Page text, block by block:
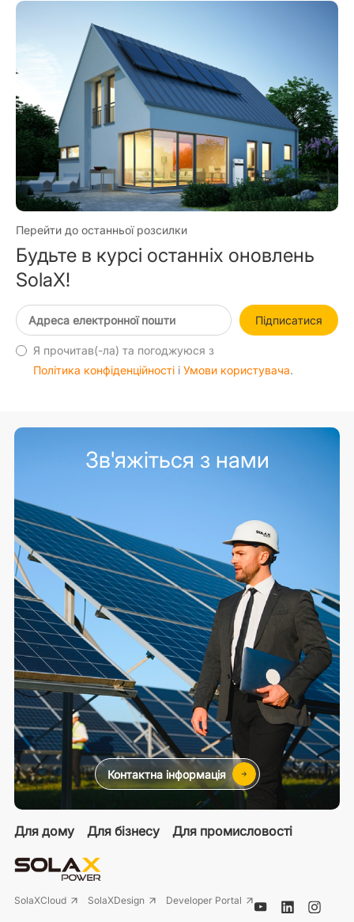
Перейти до останньої розсилки
Будьте в курсі останніх оновлень
SolaX!
Підписатися
Я прочитав(-ла) та погоджуюся з
Політика конфіденційності і Умови користувача.
Для дому Для бізнесу Для промисловості
SolaXCloud SolaXDesign Developer Portal
Зв'яжіться з нами
Контактна інформація